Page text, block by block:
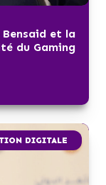
et la
du Gaming
DIGITALE